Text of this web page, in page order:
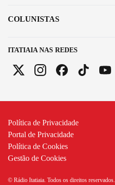
ITATIAIA NAS REDES
COLUNISTAS
Política de Privacidade
Portal de Privacidade
Política de Cookies
Gestão de Cookies
© Rádio Itatiaia. Todos os direitos reservados.